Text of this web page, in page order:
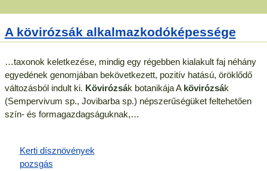
A kövirózsák alkalmazkodóképessége
…taxonok keletkezése, mindig egy régebben kialakult faj néhány
egyedének genomjában bekövetkezett, pozitív hatású, öröklődő
változásból indult ki. Kövirózsák botanikája A kövirózsák
(Sempervivum sp., Jovibarba sp.) népszerűségüket feltehetően
szín- és formagazdagságuknak,…